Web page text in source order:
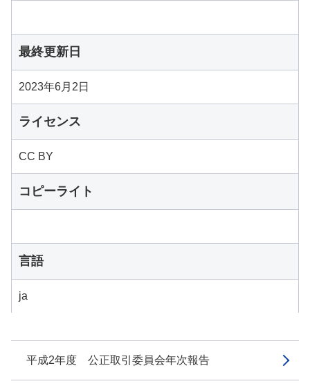
平成2年度 公正取引委員会年次報告
最終更新日
2023年6月2日
ライセンス
CC BY
コピーライト
言語
ja